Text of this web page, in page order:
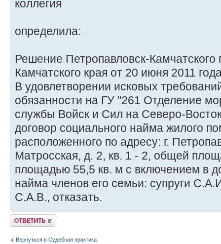
коллегия
определила:
Решение Петропавловск-Камчатского
Камчатского края от 20 июня 2011
В удовлетворении исковых
обязанности на ГУ "261 Отделение
службы Войск и Сил на Северо-
договор социального найма жилого
расположенного по адресу: г.
Матросская, д. 2, кв. 1 - 2, общей
площадью 55,5 кв. м с включением в
найма членов его семьи: супруги
С.А.В., отказать.
Ответить
Вернуться в Судебная практика